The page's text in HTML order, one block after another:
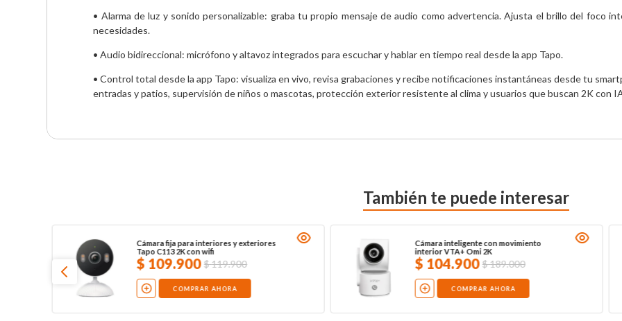
• Alarma de luz y sonido personalizable: graba tu propio mensaje de audio como advertencia. Ajusta el brillo del foco
necesidades.
• Audio bidireccional: micrófono y altavoz integrados para escuchar y hablar en tiempo real desde la app Tapo.
• Control total desde la app Tapo: visualiza en vivo, revisa grabaciones y recibe notificaciones instantáneas desde tu
entradas y patios, supervisión de niños o mascotas, protección exterior resistente al clima y usuarios que buscan 2K con
También te puede interesar
Cámara fija para interiores y exteriores
Tapo C113 2K con wifi
$ 109.900 $119.900
COMPRAR AHORA
Cámara inteligente con movimiento
interior VTA+ Omi 2K
$ 104.900 $189.000
COMPRAR AHORA